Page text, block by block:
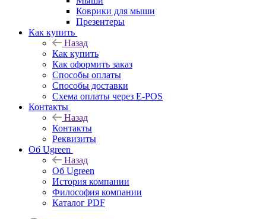
Коврики для мыши
Презентеры
Как купить
Назад
Как купить
Как оформить заказ
Способы оплаты
Способы доставки
Схема оплаты через E-POS
Контакты
Назад
Контакты
Реквизиты
Об Ugreen
Назад
Об Ugreen
История компании
Философия компании
Каталог PDF